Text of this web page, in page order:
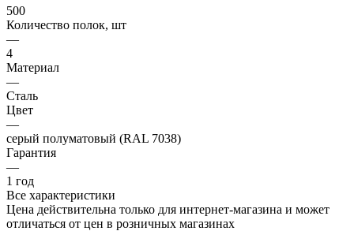
500
Количество полок, шт
—
4
Материал
—
Сталь
Цвет
—
серый полуматовый (RAL 7038)
Гарантия
—
1 год
Все характеристики
Цена действительна только для интернет-магазина и может
отличаться от цен в розничных магазинах